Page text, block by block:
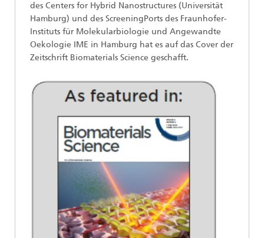
des Centers for Hybrid Nanostructures (Universität
Hamburg) und des ScreeningPorts des Fraunhofer-
Instituts für Molekularbiologie und Angewandte
Oekologie IME in Hamburg hat es auf das Cover der
Zeitschrift Biomaterials Science geschafft.